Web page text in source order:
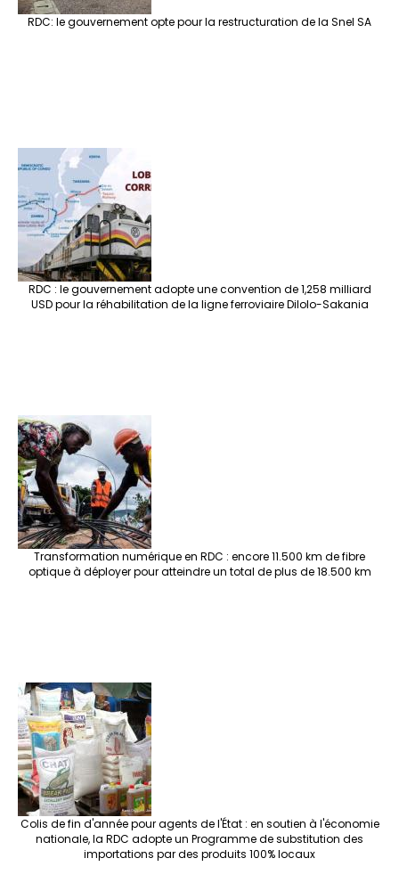
RDC: le gouvernement opte pour la restructuration de la Snel SA
RDC : le gouvernement adopte une convention de 1,258 milliard
USD pour la réhabilitation de la ligne ferroviaire Dilolo-Sakania
Transformation numérique en RDC : encore 11.500 km de fibre
optique à déployer pour atteindre un total de plus de 18.500 km
Colis de fin d'année pour agents de l'État : en soutien à l'économie
nationale, la RDC adopte un Programme de substitution des
importations par des produits 100% locaux